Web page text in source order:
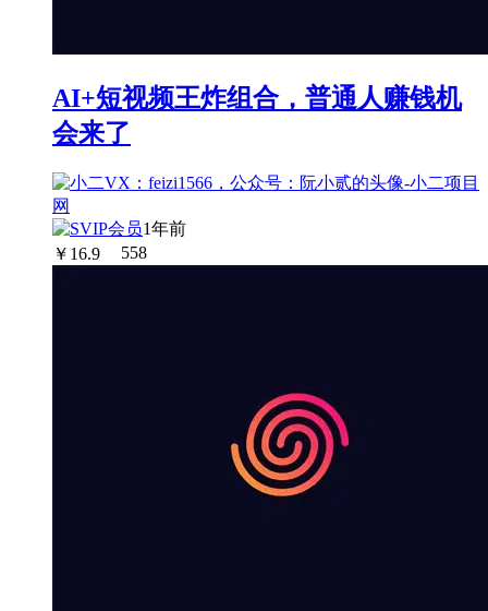
AI+短视频王炸组合，普通人赚钱机
会来了
1年前
￥ 16.9 558